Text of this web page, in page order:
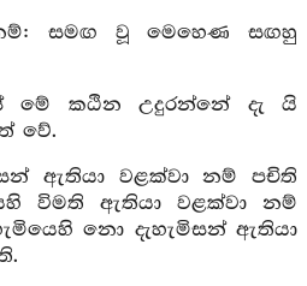
සමඟ වූ මෙහෙණ සඟහු
මේ කඨින උදුරන්නේ දැ යි
වේ.
සන් ඇතියා වළක්වා නම් පචිති
විමති ඇතියා වළක්වා නම්
නො දැහැමිසන් ඇතියා